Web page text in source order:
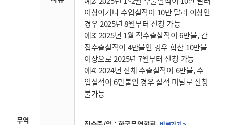
무역
이상이거나 수입실적이 10만 달러 이상인
경우 2025년 8월부터 신청 가능
예3: 2025년 1월 직수출실적이 6만불, 간
접수출실적이 4만불인 경우 합산 10만불
이상으로 2025년 7월부터 신청 가능
예4: 2024년 전체 수출실적이 6만불, 수
입실적이 6만불인 경우 실적 미달로 신청
불가능